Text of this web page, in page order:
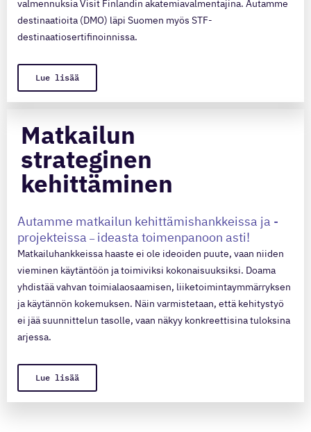
valmennuksia Visit Finlandin akatemiavalmentajina. Autamme
destinaatioita (DMO) läpi Suomen myös STF-
destinaatiosertifinoinnissa.
Lue lisää
Matkailun
strateginen
kehittäminen
Autamme matkailun kehittämishankkeissa ja -
projekteissa –ideasta toimenpanoon asti!
Matkailuhankkeissa haaste ei ole ideoiden puute, vaan niiden
vieminen käytäntöön ja toimiviksi kokonaisuuksiksi. Doama
yhdistää vahvan toimialaosaamisen, liiketoimintaymmärryksen
ja käytännön kokemuksen. Näin varmistetaan, että kehitystyö
ei jää suunnittelun tasolle, vaan näkyy konkreettisina tuloksina
arjessa.
Lue lisää